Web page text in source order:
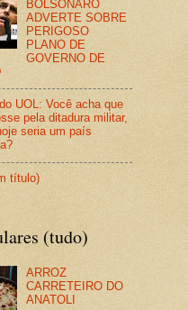
BOLSONARO
ADVERTE SOBRE
PERIGOSO
PLANO DE
GOVERNO DE
UOL: Você acha que
pela ditadura militar,
seria um país
título)
(tudo)
ARROZ
CARRETEIRO DO
ANATOLI